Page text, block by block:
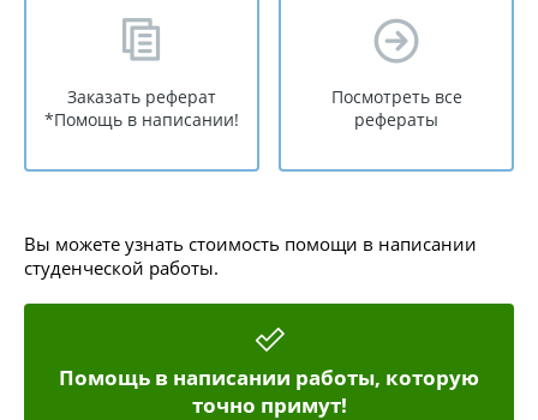
Заказать реферат
*Помощь в написании!
Посмотреть все
рефераты
Вы можете узнать стоимость помощи в написании
студенческой работы.
Помощь в написании работы, которую
точно примут!